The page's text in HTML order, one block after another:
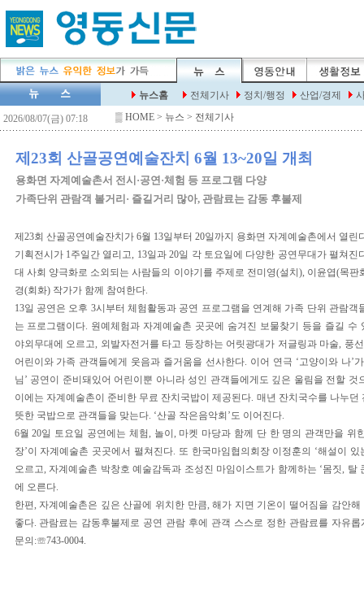
▒ HOME > 뉴스 > 전체기사
제23회 산골공연예술잔치 6월 13~20일 개최
용화면 자계예술촌서 전시·공연·체험 등 프로그램 다양
가족단위 관람객 볼거리· 즐길거리 많아, 관람료는 감동 후불제
제23회 산골공연예술잔치가 6월 13일부터 20일까지 용화면 자계예술촌에서 열린
기획전시가 1주일간 열리고, 13일과 20일 각 토요일에 다양한 공연무대가 펼쳐진
대 사회 양극화로 소외되는 사람들의 이야기를 주제로 전미영(설치), 이윤엽(목판
경(회화) 작가가 함께 참여한다.
13일 공연은 오후 3시부터 체험활동과 공연 프로그램을 연계해 가족 단위 관람객
는 프로그램이다. 원예체험과 자계예술촌 곳곳에 숨겨진 보물찾기 등을 즐길 수
야외무대에 오르고, 외발자전거를 타고 등장하는 어릿광대가 저글링과 마술, 풍
어린이와 가족 관객들에게 웃음과 즐거움을 선사한다. 이어 연극 ‘고양이와 나’
님’ 공연이 준비돼있어 어린이뿐 아니라 성인 관객들에게도 깊은 울림을 전할 것
이에는 자계예술촌이 준비한 무료 잔치국밥이 제공된다. 매년 잔치국수를 나누던
뜻한 국밥으로 관객들을 맞는다. ‘산골 작은음악회’도 이어진다.
6월 20일 토요일 공연에는 체험, 놀이, 마켓 마당과 함께 단 한 명의 관객만을 위
장’이 자계예술촌 곳곳에서 펼쳐진다. 또 한국마임협의회장 이정훈의 ‘해설이 있
오르고, 자계예술촌 박창호 예술감독과 조성진 마임이스트가 함께하는 ‘몸짓, 탈
에 오른다.
한편, 자계예술촌은 깊은 산골에 위치한 만큼, 해가 지면 기온이 떨어짐을 감안
좋다. 관람료는 감동후불제로 공연 관람 후에 관객 스스로 정한 관람료를 자유
문의:☏743-0004.